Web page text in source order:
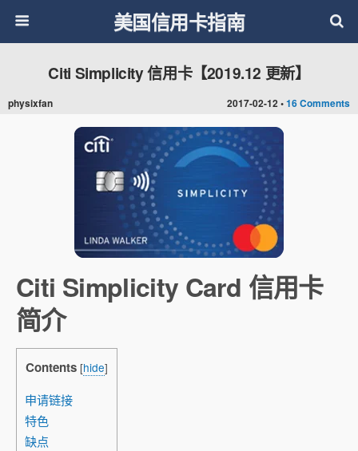
美国信用卡指南
2017-02-12 •16 Comments
Citi Simplicity 信用卡【2019.12 更新】
physixfan
Citi Simplicity Card 信用卡
简介
Contents [hide]
申请链接
特色
缺点